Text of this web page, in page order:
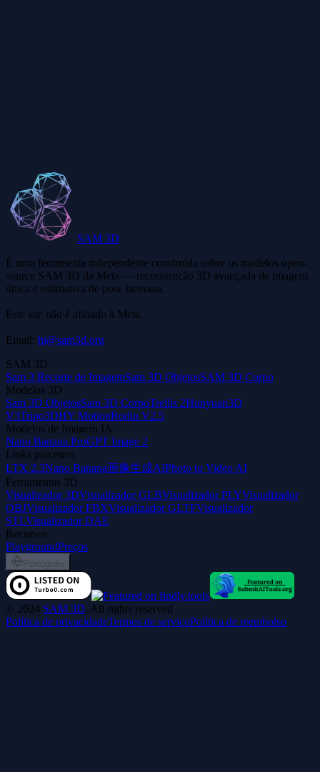
SAM 3D
É uma ferramenta independente construída sobre os modelos open-
source SAM 3D da Meta — reconstrução 3D avançada de imagem
única e estimativa de pose humana.
Este site não é afiliado à Meta.
Email: hi@sam3d.org
SAM 3D
Sam 3 Recorte de ImagemSam 3D ObjetosSAM 3D Corpo
Modelos 3D
Sam 3D ObjetosSam 3D CorpoTrellis 2Hunyuan3D
V3Tripo3DHY MotionRodin V2.5
Modelos de Imagem IA
Nano Banana ProGPT Image 2
Links parceiros
LTX 2.3Nano Banana画像生成AIPhoto to Video AI
Ferramentas 3D
Visualizador 3DVisualizador GLBVisualizador PLYVisualizador
OBJVisualizador FBXVisualizador GLTFVisualizador
STLVisualizador DAE
Recursos
PlaygroundPreços
Português
© 2024 SAM 3D, All rights reserved
Política de privacidadeTermos de serviçoPolítica de reembolso